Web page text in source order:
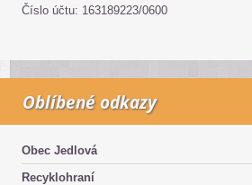
Číslo účtu: 163189223/0600
Oblíbené odkazy
Obec Jedlová
Recyklohraní